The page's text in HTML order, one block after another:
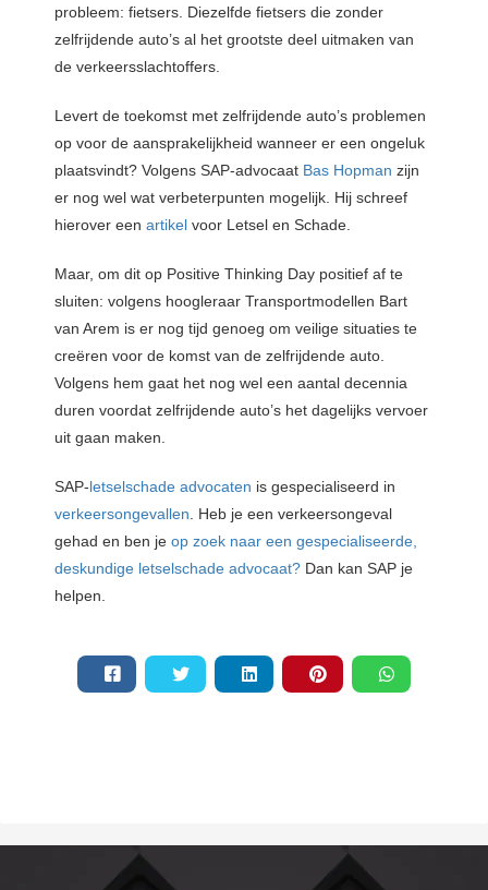
probleem: fietsers. Diezelfde fietsers die zonder
zelfrijdende auto’s al het grootste deel uitmaken van
de verkeersslachtoffers.
Levert de toekomst met zelfrijdende auto’s problemen
op voor de aansprakelijkheid wanneer er een ongeluk
plaatsvindt? Volgens SAP-advocaat Bas Hopman zijn
er nog wel wat verbeterpunten mogelijk. Hij schreef
hierover een artikel voor Letsel en Schade.
Maar, om dit op Positive Thinking Day positief af te
sluiten: volgens hoogleraar Transportmodellen Bart
van Arem is er nog tijd genoeg om veilige situaties te
creëren voor de komst van de zelfrijdende auto.
Volgens hem gaat het nog wel een aantal decennia
duren voordat zelfrijdende auto’s het dagelijks vervoer
uit gaan maken.
SAP-letselschade advocaten is gespecialiseerd in
verkeersongevallen . Heb je een verkeersongeval
gehad en ben je op zoek naar een gespecialiseerde,
deskundige letselschade advocaat? Dan kan SAP je
helpen.